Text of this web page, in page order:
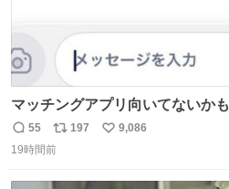
マッチングアプリ向いてないかも
返
信
55
リ
ポ
197
い
9,086
19時間前